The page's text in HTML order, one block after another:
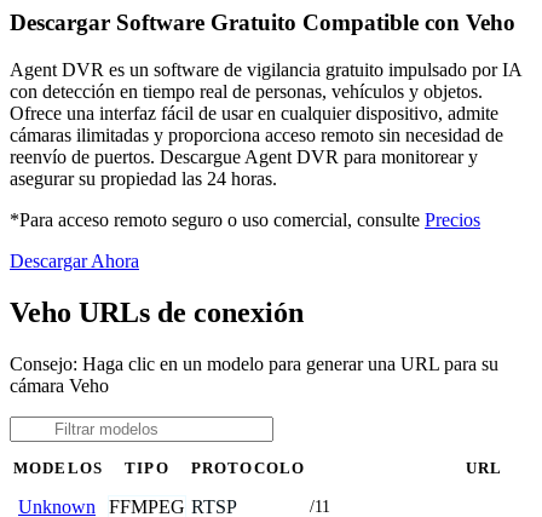
Descargar Software Gratuito Compatible con Veho
Agent DVR es un software de vigilancia gratuito impulsado por IA
con detección en tiempo real de personas, vehículos y objetos.
Ofrece una interfaz fácil de usar en cualquier dispositivo, admite
cámaras ilimitadas y proporciona acceso remoto sin necesidad de
reenvío de puertos. Descargue Agent DVR para monitorear y
asegurar su propiedad las 24 horas.
*Para acceso remoto seguro o uso comercial, consulte Precios
Descargar Ahora
Veho URLs de conexión
Consejo: Haga clic en un modelo para generar una URL para su
cámara Veho
MODELOS TIPO PROTOCOLO URL
Unknown FFMPEG RTSP /11